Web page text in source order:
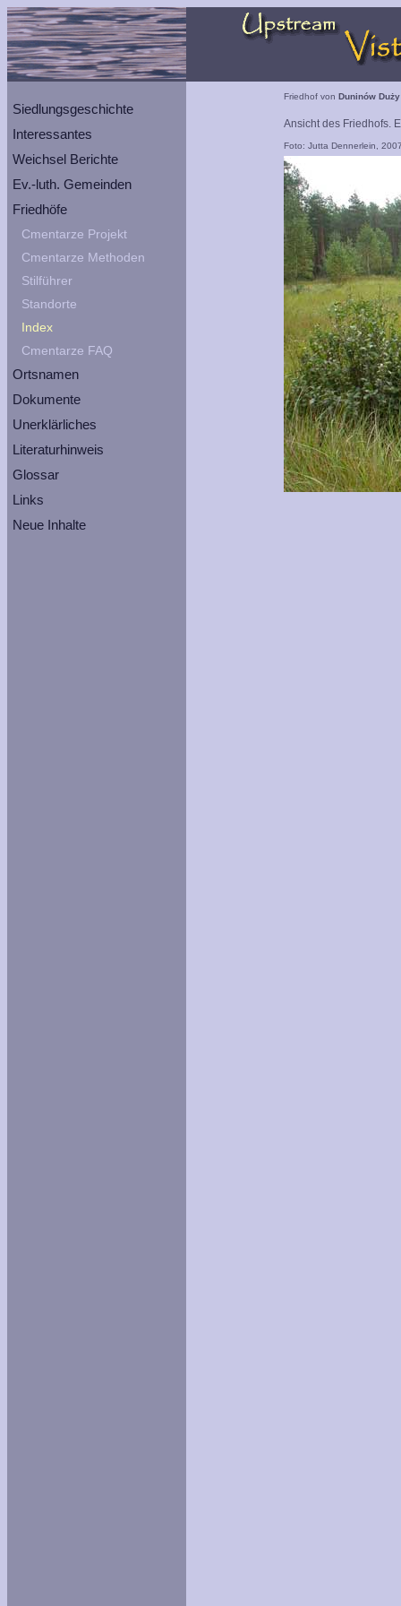
Siedlungsgeschichte
Interessantes
Weichsel Berichte
Ev.-luth. Gemeinden
Friedhöfe
Cmentarze Projekt
Cmentarze Methoden
Stilführer
Standorte
Index
Cmentarze FAQ
Ortsnamen
Dokumente
Unerklärliches
Literaturhinweis
Glossar
Links
Neue Inhalte
Friedhof von Duninów Duży
Ansicht des Friedhofs.
Foto: Jutta Dennerlein,